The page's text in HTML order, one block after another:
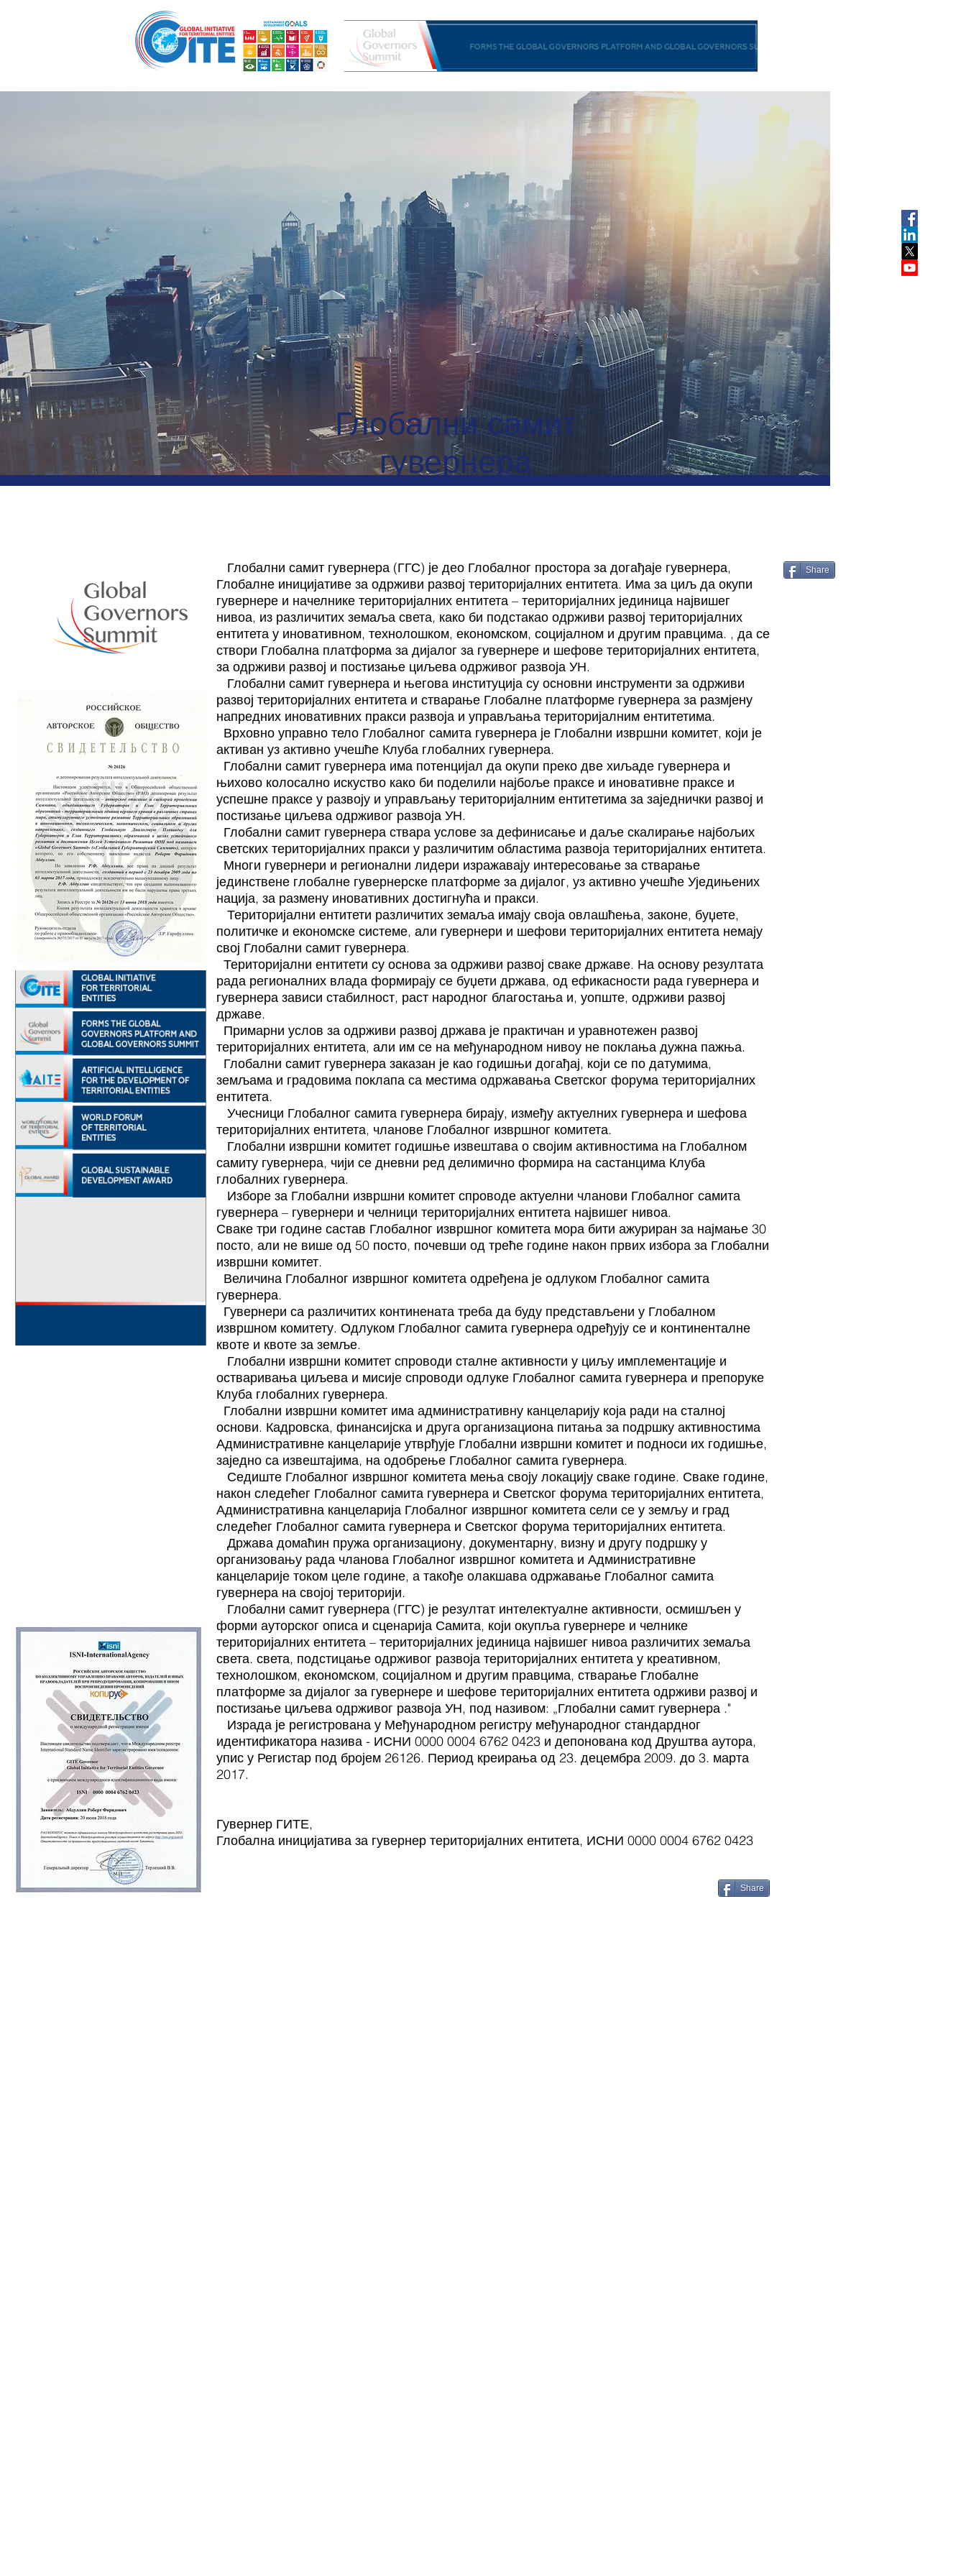
Инитиативе Тоолс
Глобални самит
гувернера
Глобални самит гувернера (ГГС) је део Глобалног простора за догађаје гувернера,
Глобалне иницијативе за одрживи развој територијалних ентитета. Има за циљ да окупи
гувернере и начелнике територијалних ентитета – територијалних јединица највишег
нивоа, из различитих земаља света, како би подстакао одрживи развој територијалних
ентитета у иновативном, технолошком, економском, социјалном и другим правцима. , да се
створи Глобална платформа за дијалог за гувернере и шефове територијалних ентитета,
за одрживи развој и постизање циљева одрживог развоја УН.
Глобални самит гувернера и његова институција су основни инструменти за одрживи
развој територијалних ентитета и стварање Глобалне платформе гувернера за размјену
напредних иновативних пракси развоја и управљања територијалним ентитетима.
Врховно управно тело Глобалног самита гувернера је Глобални извршни комитет, који је
активан уз активно учешће Клуба глобалних гувернера.
Глобални самит гувернера има потенцијал да окупи преко две хиљаде гувернера и
њихово колосално искуство како би поделили најбоље праксе и иновативне праксе и
успешне праксе у развоју и управљању територијалним ентитетима за заједнички развој и
постизање циљева одрживог развоја УН.
Глобални самит гувернера ствара услове за дефинисање и даље скалирање најбољих
светских територијалних пракси у различитим областима развоја територијалних ентитета.
Многи гувернери и регионални лидери изражавају интересовање за стварање
јединствене глобалне гувернерске платформе за дијалог, уз активно учешће Уједињених
нација, за размену иновативних достигнућа и пракси.
Територијални ентитети различитих земаља имају своја овлашћења, законе, буџете,
политичке и економске системе, али гувернери и шефови територијалних ентитета немају
свој Глобални самит гувернера.
Територијални ентитети су основа за одрживи развој сваке државе. На основу резултата
рада регионалних влада формирају се буџети држава, од ефикасности рада гувернера и
гувернера зависи стабилност, раст народног благостања и, уопште, одрживи развој
државе.
Примарни услов за одрживи развој држава је практичан и уравнотежен развој
територијалних ентитета, али им се на међународном нивоу не поклања дужна пажња.
Глобални самит гувернера заказан је као годишњи догађај, који се по датумима,
земљама и градовима поклапа са местима одржавања Светског форума територијалних
ентитета.
Учесници Глобалног самита гувернера бирају, између актуелних гувернера и шефова
територијалних ентитета, чланове Глобалног извршног комитета.
Глобални извршни комитет годишње извештава о својим активностима на Глобалном
самиту гувернера, чији се дневни ред делимично формира на састанцима Клуба
глобалних гувернера.
Изборе за Глобални извршни комитет спроводе актуелни чланови Глобалног самита
гувернера – гувернери и челници територијалних ентитета највишег нивоа.
Сваке три године састав Глобалног извршног комитета мора бити ажуриран за најмање 30
посто, али не више од 50 посто, почевши од треће године након првих избора за Глобални
извршни комитет.
Величина Глобалног извршног комитета одређена је одлуком Глобалног самита
гувернера.
Гувернери са различитих континената треба да буду представљени у Глобалном
извршном комитету. Одлуком Глобалног самита гувернера одређују се и континенталне
квоте и квоте за земље.
Глобални извршни комитет спроводи сталне активности у циљу имплементације и
остваривања циљева и мисије спроводи одлуке Глобалног самита гувернера и препоруке
Клуба глобалних гувернера.
Глобални извршни комитет има административну канцеларију која ради на сталној
основи. Кадровска, финансијска и друга организациона питања за подршку активностима
Административне канцеларије утврђује Глобални извршни комитет и подноси их годишње,
заједно са извештајима, на одобрење Глобалног самита гувернера.
Седиште Глобалног извршног комитета мења своју локацију сваке године. Сваке године,
након следећег Глобалног самита гувернера и Светског форума територијалних ентитета,
Административна канцеларија Глобалног извршног комитета сели се у земљу и град
следећег Глобалног самита гувернера и Светског форума територијалних ентитета.
Држава домаћин пружа организациону, документарну, визну и другу подршку у
организовању рада чланова Глобалног извршног комитета и Административне
канцеларије током целе године, а такође олакшава одржавање Глобалног самита
гувернера на својој територији.
Глобални самит гувернера (ГГС) је резултат интелектуалне активности, осмишљен у
форми ауторског описа и сценарија Самита, који окупља гувернере и челнике
територијалних ентитета – територијалних јединица највишег нивоа различитих земаља
света. света, подстицање одрживог развоја територијалних ентитета у креативном,
технолошком, економском, социјалном и другим правцима, стварање Глобалне
платформе за дијалог за гувернере и шефове територијалних ентитета одрживи развој и
постизање циљева одрживог развоја УН, под називом: „Глобални самит гувернера ."
Израда је регистрована у Међународном регистру међународног стандардног
идентификатора назива - ИСНИ 0000 0004 6762 0423 и депонована код Друштва аутора,
упис у Регистар под бројем 26126. Период креирања од 23. децембра 2009. до 3. марта
2017.
Гувернер ГИТЕ,
Глобална иницијатива за гувернер територијалних ентитета, ИСНИ 0000 0004 6762 0423
Share
Share